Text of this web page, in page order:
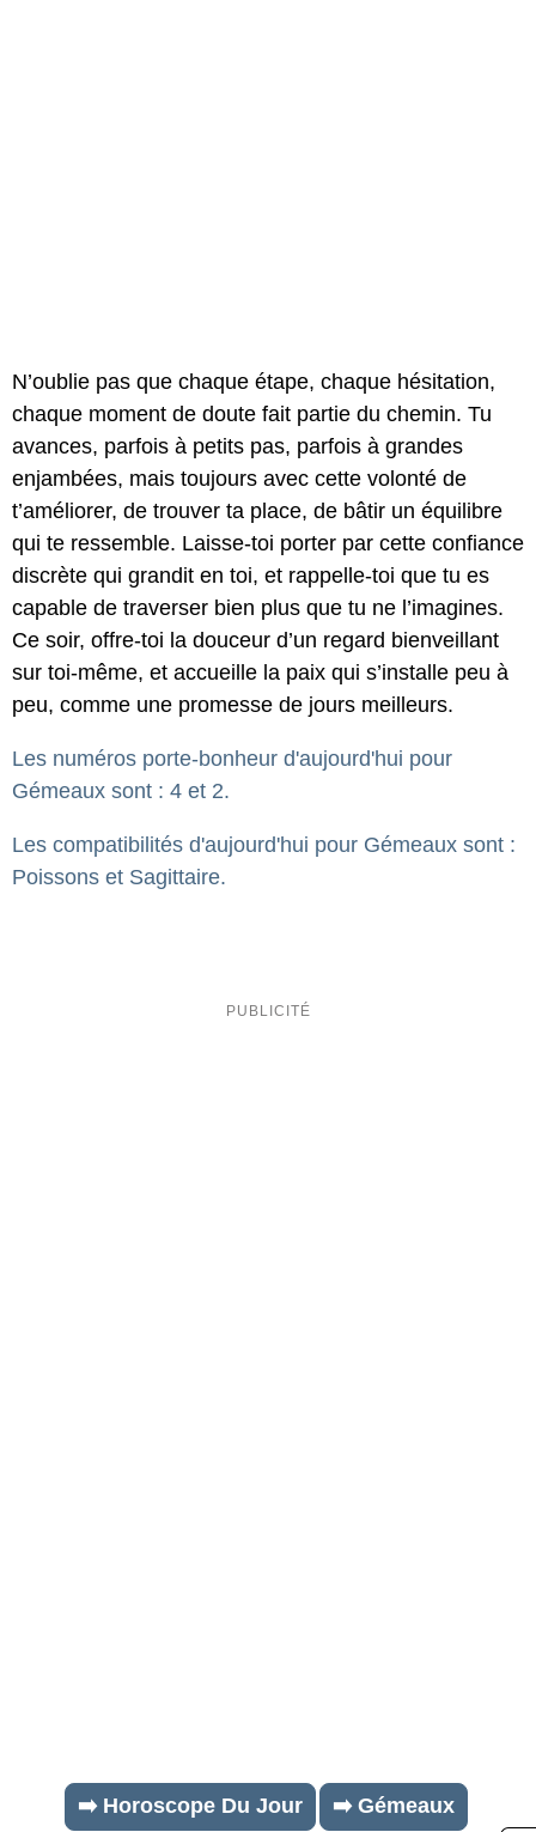
N’oublie pas que chaque étape, chaque hésitation,
chaque moment de doute fait partie du chemin. Tu
avances, parfois à petits pas, parfois à grandes
enjambées, mais toujours avec cette volonté de
t’améliorer, de trouver ta place, de bâtir un équilibre
qui te ressemble. Laisse-toi porter par cette confiance
discrète qui grandit en toi, et rappelle-toi que tu es
capable de traverser bien plus que tu ne l’imagines.
Ce soir, offre-toi la douceur d’un regard bienveillant
sur toi-même, et accueille la paix qui s’installe peu à
peu, comme une promesse de jours meilleurs.
Les numéros porte-bonheur d'aujourd'hui pour
Gémeaux sont : 4 et 2.
Les compatibilités d'aujourd'hui pour Gémeaux sont :
Poissons et Sagittaire.
➡️ Horoscope Du Jour ➡️ Gémeaux